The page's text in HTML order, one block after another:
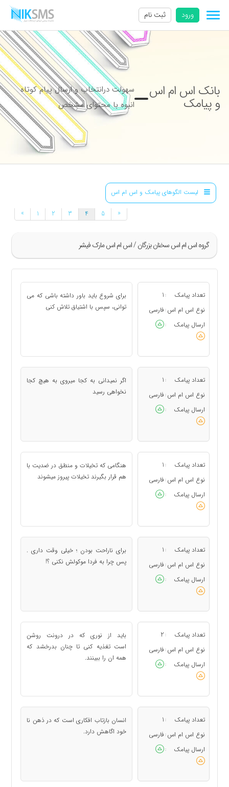
ورود ثبت نام
بانک اس ام اس
و پیامک
سهولت درانتخاب و ارسال پیام کوتاه
انبوه با محتوای مشخص
لیست الگوهای پیامک و اس ام اس
گروه اس ام اس سخنان بزرگان / اس ام اس مارک فیشر
» 1 2 3 4 5 «
تعداد پیامک :
1
نوع اس ام اس : فارسی
ارسال پیامک
:
برای شروع باید باور داشته باشی که می
توانی، سپس با اشتیاق تلاش کنی
تعداد پیامک :
1
نوع اس ام اس : فارسی
ارسال پیامک
:
اگر نمیدانی به کجا میروی به هیچ کجا
نخواهی رسید
تعداد پیامک :
1
نوع اس ام اس : فارسی
ارسال پیامک
:
هنگامی که تخیلات و منطق در ضدیت با
هم قرار بگیرند تخیلات پیروز میشوند
تعداد پیامک :
1
نوع اس ام اس : فارسی
ارسال پیامک
:
برای ناراحت بودن ؛ خیلی وقت داری .
پس چرا به فردا موکولش نکنی ؟!
تعداد پیامک :
2
نوع اس ام اس : فارسی
ارسال پیامک
:
باید از نوری که در درونت روشن
است تغذیه کنی تا چنان بدرخشد که
همه ان را ببینند.
تعداد پیامک :
1
نوع اس ام اس : فارسی
ارسال پیامک
:
انسان بازتاب افکاری است که در ذهن نا
خود اگاهش دارد.